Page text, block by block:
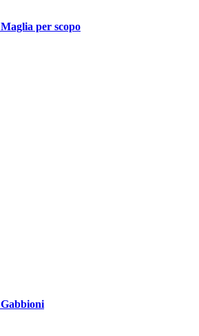
Maglia per scopo
Gabbioni